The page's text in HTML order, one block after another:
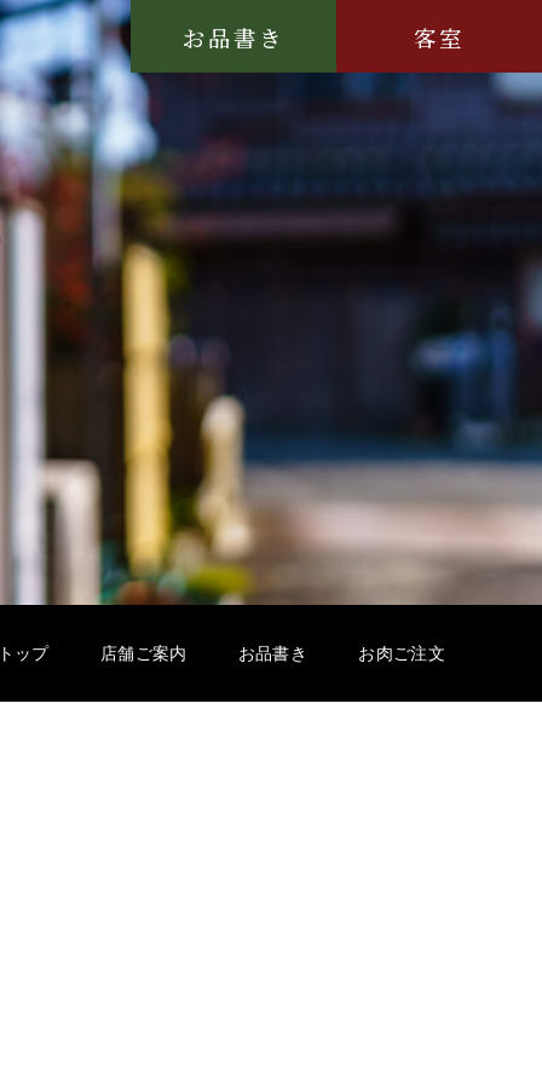
お品書き 客室
ップ 店舗ご案内 お品書き お肉ご注文